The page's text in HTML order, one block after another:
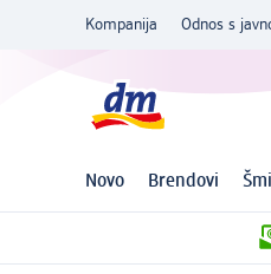
Kompanija Odnos s
Novo Brendovi